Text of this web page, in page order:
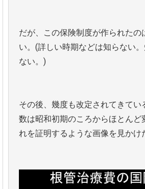
だが、この保険制度が作られたの
い。(詳しい時期などは知らない
ない。)
その後、幾度も改定されてきてい
数は昭和初期のころからほとんど
れを証明するような画像を見かけ